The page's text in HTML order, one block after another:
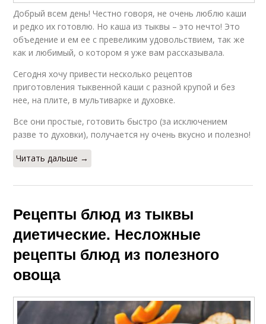
Добрый всем день! Честно говоря, не очень люблю каши
и редко их готовлю. Но каша из тыквы – это нечто! Это
объедение и ем ее с превеликим удовольствием, так же
как и любимый, о котором я уже вам рассказывала.
Сегодня хочу привести несколько рецептов
приготовления тыквенной каши с разной крупой и без
нее, на плите, в мультиварке и духовке.
Все они простые, готовить быстро (за исключением
разве то духовки), получается ну очень вкусно и полезно!
Читать дальше →
Рецепты блюд из тыквы
диетические. Несложные
рецепты блюд из полезного
овоща